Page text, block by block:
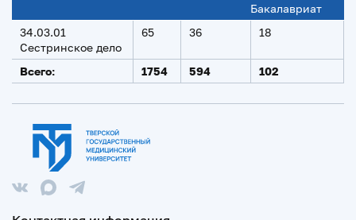
Бакалавриат
34.03.01
Сестринское дело
65 36 18
Всего: 1754 594 102